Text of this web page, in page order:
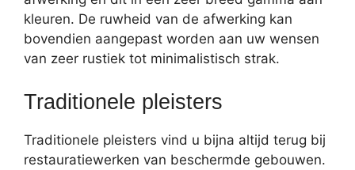
kleuren. De ruwheid van de afwerking kan
bovendien aangepast worden aan uw wensen
van zeer rustiek tot minimalistisch strak.
Traditionele pleisters
Traditionele pleisters vind u bijna altijd terug bij
restauratiewerken van beschermde gebouwen.